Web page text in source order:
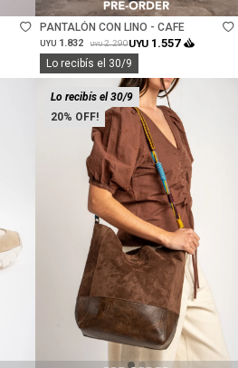
PANTALÓN CON LINO - CAFE
UYU 1.832 UYU 2.290UYU 1.557
Lo recibís el 30/9
20
Lo recibís el 30/9
Talle